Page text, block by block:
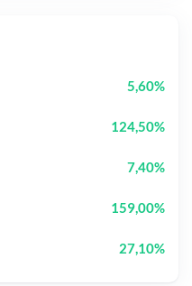
5,60%
124,50%
7,40%
159,00%
27,10%